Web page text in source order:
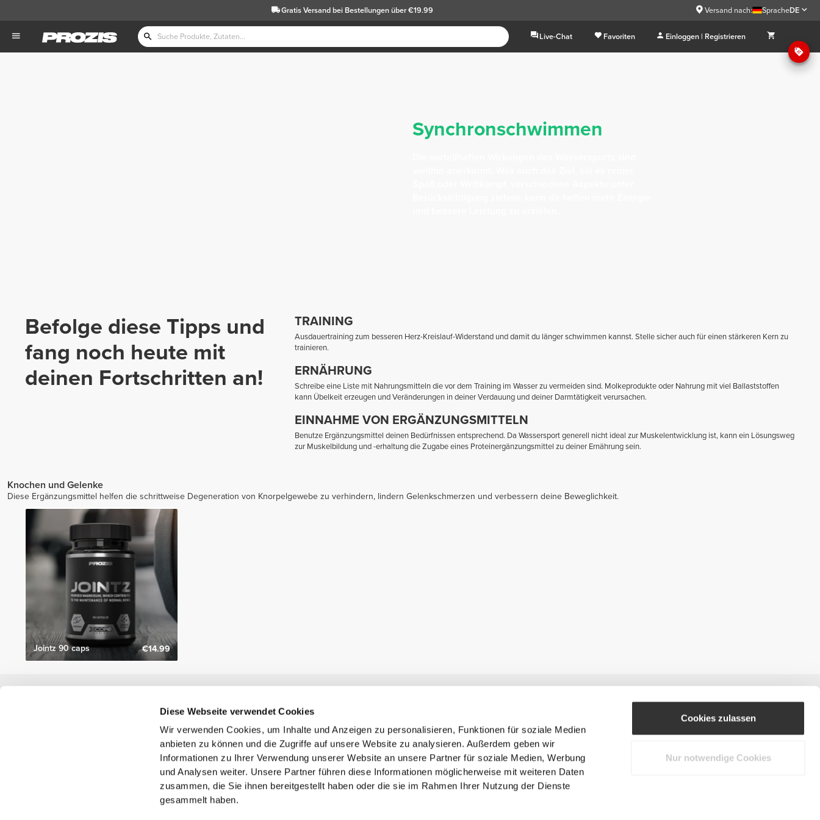
Diese Webseite verwendet Cookies
Wir verwenden Cookies, um Inhalte und Anzeigen zu personalisieren, Funktionen für soziale Medien
anbieten zu können und die Zugriffe auf unsere Website zu analysieren. Außerdem geben wir
Informationen zu Ihrer Verwendung unserer Website an unsere Partner für soziale Medien, Werbung
und Analysen weiter. Unsere Partner führen diese Informationen möglicherweise mit weiteren Daten
zusammen, die Sie ihnen bereitgestellt haben oder die sie im Rahmen Ihrer Nutzung der Dienste
gesammelt haben.
Cookies zulassen
Nur notwendige Cookies
Gratis Versandbei Bestellungen über €19.99 Versand nach: SpracheDE
Live-Chat Favoriten Einloggen | Registrieren
Synchronschwimmen
Befolge diese Tipps und
fang noch heute mit
deinen Fortschritten an!
TRAINING
Ausdauertraining zum besseren Herz-Kreislauf-Widerstand und damit du länger schwimmen kannst. Stelle sicher auch für einen stärkeren Kern zu
trainieren.
ERNÄHRUNG
Schreibe eine Liste mit Nahrungsmitteln die vor dem Training im Wasser zu vermeiden sind. Molkeprodukte oder Nahrung mit viel Ballaststoffen
kann Übelkeit erzeugen und Veränderungen in deiner Verdauung und deiner Darmtätigkeit verursachen.
EINNAHME VON ERGÄNZUNGSMITTELN
Benutze Ergänzungsmittel deinen Bedürfnissen entsprechend. Da Wassersport generell nicht ideal zur Muskelentwicklung ist, kann ein Lösungsweg
zur Muskelbildung und -erhaltung die Zugabe eines Proteinergänzungsmittel zu deiner Ernährung sein.
Knochen und Gelenke
Diese Ergänzungsmittel helfen die schrittweise Degeneration von Knorpelgewebe zu verhindern, lindern Gelenkschmerzen und verbessern deine Beweglichkeit.
Jointz 90 caps €14.99
Erhalte Neuigkeiten und Angebote per E-Mail direkt in dein
Abonnieren